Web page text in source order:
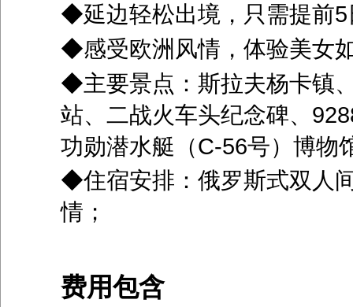
◆延边轻松出境，只需提前
◆感受欧洲风情，体验美女
◆主要景点：斯拉夫杨卡镇
站、二战火车头纪念碑、
功勋潜水艇（C-56号）博物
◆住宿安排：俄罗斯式双人
情；
费用包含